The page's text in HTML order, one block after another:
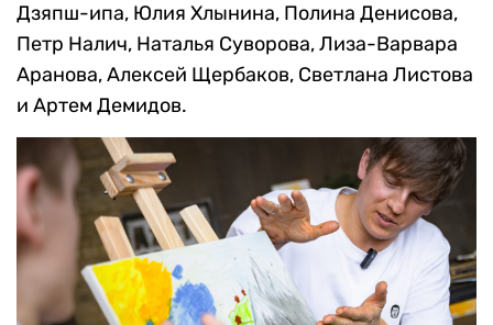
Дзяпш-ипа, Юлия Хлынина, Полина Денисова,
Петр Налич, Наталья Суворова, Лиза-Варвара
Аранова, Алексей Щербаков, Светлана Листова
и Артем Демидов.